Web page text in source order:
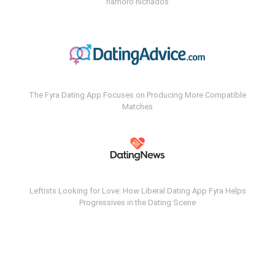
The Fyra Dating App Focuses on Producing More Compatible
Matches
Leftists Looking for Love: How Liberal Dating App Fyra Helps
Progressives in the Dating Scene